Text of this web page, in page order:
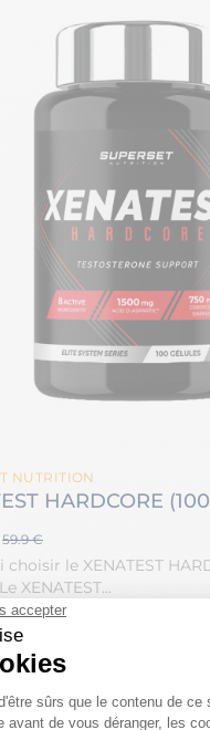
NUTRITION
HARDCORE
59.9 €
le XENATEST
XENATEST…
n’est pas blanc ou